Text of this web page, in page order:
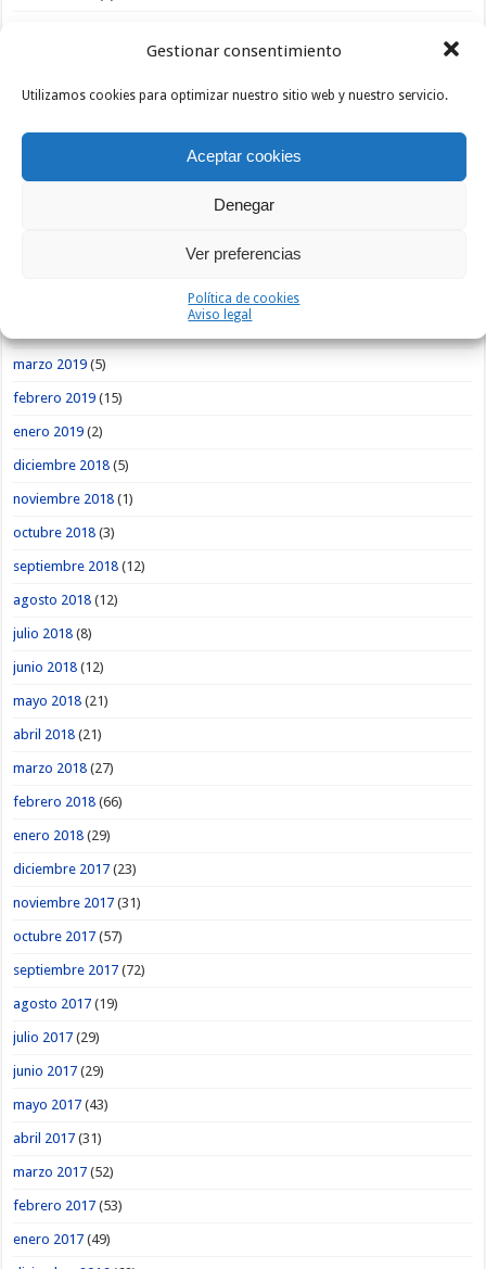
Gestionar consentimiento
Utilizamos cookies para optimizar nuestro sitio web y nuestro servicio.
Aceptar cookies
Denegar
Ver preferencias
Política de cookies
Aviso legal
noviembre 2019(3)
marzo 2019 (5)
febrero 2019 (15)
enero 2019 (2)
diciembre 2018 (5)
noviembre 2018 (1)
octubre 2018 (3)
septiembre 2018 (12)
agosto 2018 (12)
julio 2018 (8)
junio 2018 (12)
mayo 2018 (21)
abril 2018 (21)
marzo 2018 (27)
febrero 2018 (66)
enero 2018 (29)
diciembre 2017 (23)
noviembre 2017 (31)
octubre 2017 (57)
septiembre 2017 (72)
agosto 2017 (19)
julio 2017 (29)
junio 2017 (29)
mayo 2017 (43)
abril 2017 (31)
marzo 2017 (52)
febrero 2017 (53)
enero 2017 (49)